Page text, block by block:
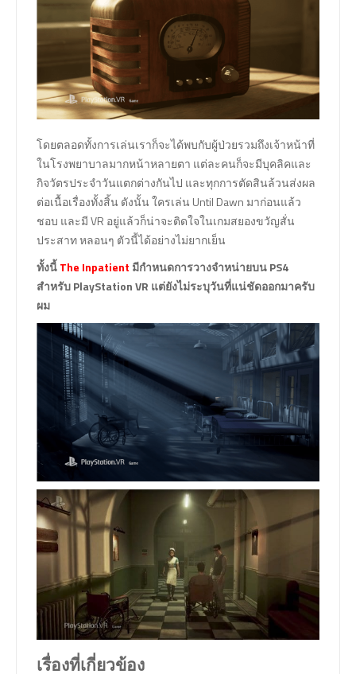
โดยตลอดทั้งการเล่นเราก็จะได้พบกับผู้ป่วยรวมถึงเจ้าหน้าที่
ในโรงพยาบาลมากหน้าหลายตา แต่ละคนก็จะมีบุคลิคและ
กิจวัตรประจำวันแตกต่างกันไป และทุกการตัดสินล้วนส่งผล
ต่อเนื้อเรื่องทั้งสิ้น ดังนั้น ใครเล่น Until Dawn มาก่อนแล้ว
ชอบ และมี VR อยู่แล้วก็น่าจะติดใจในเกมสยองขวัญสั่น
ประสาท หลอนๆ ตัวนี้ได้อย่างไม่ยากเย็น
ทั้งนี้The Inpatient มีกำหนดการวางจำหน่ายบน PS4
สำหรับ PlayStation VR แต่ยังไม่ระบุวันที่แน่ชัดออกมาครับ
ผม
เรื่องที่เกี่ยวข้อง